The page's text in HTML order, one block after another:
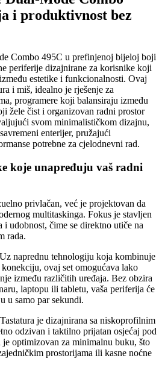
i produktivnost bez
Combo 495C u prefinjenoj bijeloj boji
periferije dizajnirane za korisnike koji
estetike i funkcionalnosti. Ovaj
i miš, idealno je rješenje za
programere koji balansiraju između
žele čist i organizovan radni prostor
svom minimalističkom dizajnu,
enterijer, pružajući
potrebne za cjelodnevni rad.
koje unapređuju vaš radni
privlačan, već je projektovan da
multitaskinga. Fokus je stavljen
udobnost, čime se direktno utiče na
rada.
Uz naprednu tehnologiju koja kombinuje
ovaj set omogućava lako
između različitih uređaja. Bez obzira
laptopu ili tabletu, vaša periferija će
u samo par sekundi.
Tastatura je dizajnirana sa niskoprofilnim
odzivan i taktilno prijatan osjećaj pod
je optimizovan za minimalnu buku, što
prostorijama ili kasne noćne